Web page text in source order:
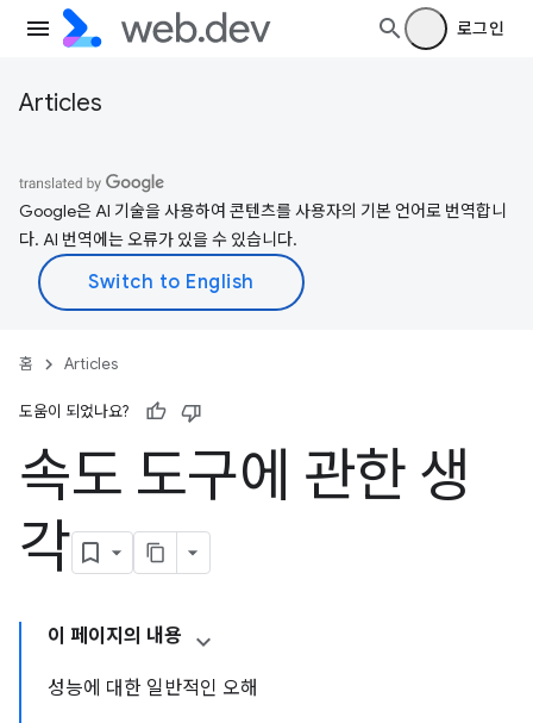
로그인
Articles
Google은 AI 기술을 사용하여 콘텐츠를 사용자의 기본 언어로 번역합니
다. AI 번역에는 오류가 있을 수 있습니다.
홈 Articles
도움이 되었나요?
속도 도구에 관한 생
각
이 페이지의 내용
성능에 대한 일반적인 오해